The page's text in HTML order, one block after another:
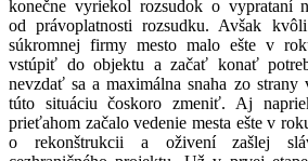
konečne vyriekol rozsudok o vyprataní
od právoplatnosti rozsudku. Avšak
súkromnej firmy mesto malo ešte v
vstúpiť do objektu a začať konať
nevzdať sa a maximálna snaha zo strany
túto situáciu čoskoro zmeniť. Aj
prieťahom začalo vedenie mesta ešte v
o rekonštrukcii a oživení zašlej